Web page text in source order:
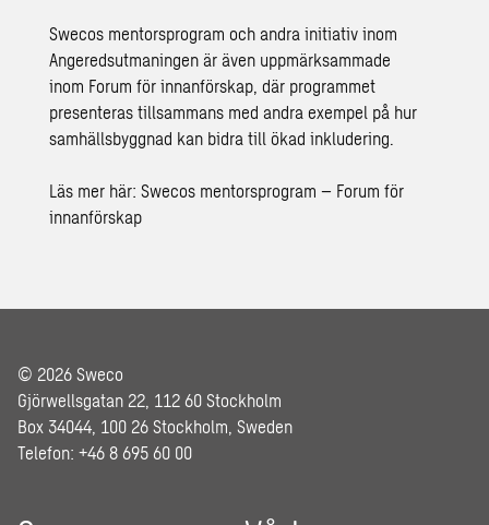
Swecos mentorsprogram och andra initiativ inom
Angeredsutmaningen är även uppmärksammade
inom Forum för innanförskap, där programmet
presenteras tillsammans med andra exempel på hur
samhällsbyggnad kan bidra till ökad inkludering.
Läs mer här:Swecos mentorsprogram – Forum för
innanförskap
© 2026 Sweco
Gjörwellsgatan 22, 112 60 Stockholm
Box 34044, 100 26 Stockholm, Sweden
Telefon: +46 8 695 60 00